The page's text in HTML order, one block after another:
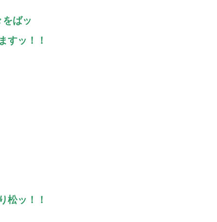
ばッ
すッ！！
松ッ！！